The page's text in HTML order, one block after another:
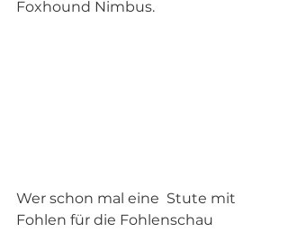
Foxhound Nimbus.
Wer schon mal eine  Stute mit
Fohlen für die Fohlenschau